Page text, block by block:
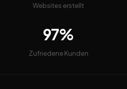
Websites erstellt
97%
Zufriedene Kunden